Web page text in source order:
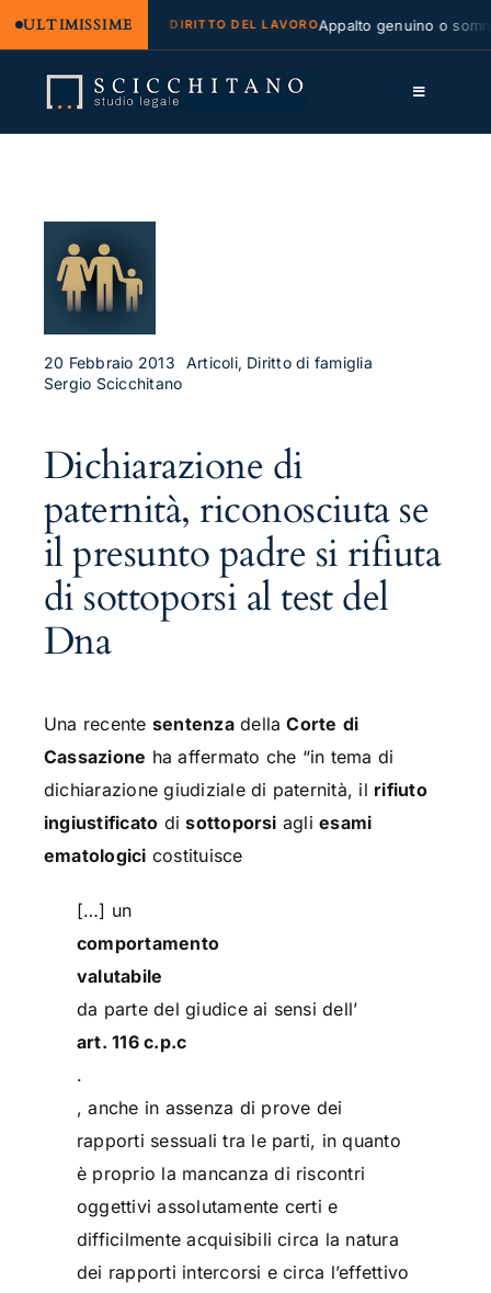
ULTIMISSIME
e regresso DIRITTO DEL LAVOROAppalto genuino o
contenuto
Toggle
Servizi
Approfondimenti
Contatti
20 Febbraio 2013
Articoli, Diritto di famiglia
Sergio Scicchitano
Dichiarazione di
paternità, riconosciuta se
il presunto padre si rifiuta
di sottoporsi al test del
Dna
Una recente sentenzadellaCorte di
Cassazione ha affermato che “in tema di
dichiarazione giudiziale di paternità, il rifiuto
ingiustificato disottoporsi agliesami
ematologici costituisce
[…] un
comportamento
valutabile
da parte del giudice ai sensi dell’
art. 116 c.p.c
.
, anche in assenza di prove dei
rapporti sessuali tra le parti, in quanto
è proprio la mancanza di riscontri
oggettivi assolutamente certi e
difficilmente acquisibili circa la natura
dei rapporti intercorsi e circa l’effettivo